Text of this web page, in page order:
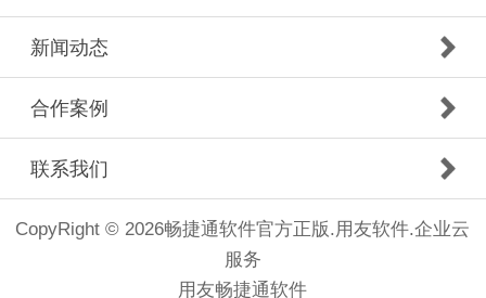
新闻动态
合作案例
联系我们
CopyRight © 2026畅捷通软件官方正版.用友软件.企业云
服务
用友畅捷通软件